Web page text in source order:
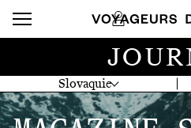
Slovaquie